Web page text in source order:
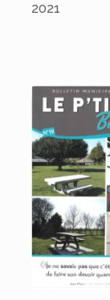
2021